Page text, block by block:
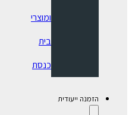
ומוצרי
בית
כנסת
הזמנה ייעודית